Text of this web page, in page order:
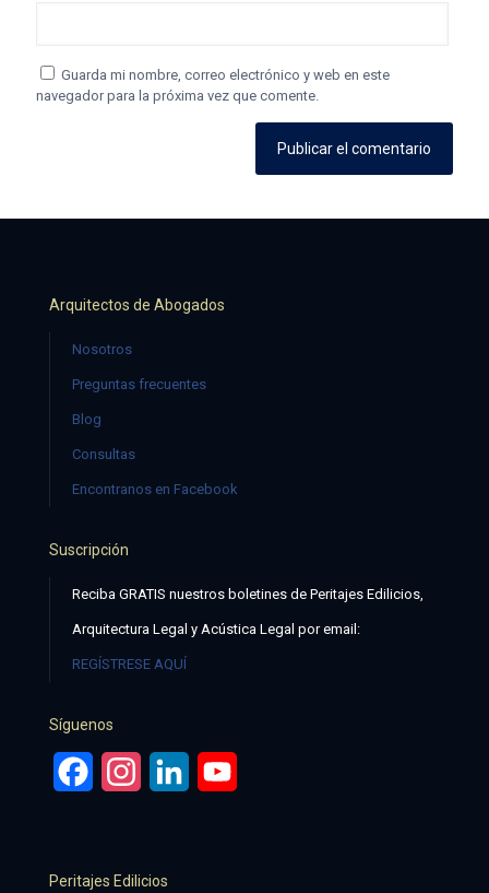
Guarda mi nombre, correo electrónico y web en este
navegador para la próxima vez que comente.
Arquitectos de Abogados
Nosotros
Preguntas frecuentes
Blog
Consultas
Encontranos en Facebook
Suscripción
Reciba GRATIS nuestros boletines de Peritajes Edilicios,
Arquitectura Legal y Acústica Legal por email:
REGÍSTRESE AQUÍ
Síguenos
FacebookInstagramLinkedIn
Peritajes Edilicios